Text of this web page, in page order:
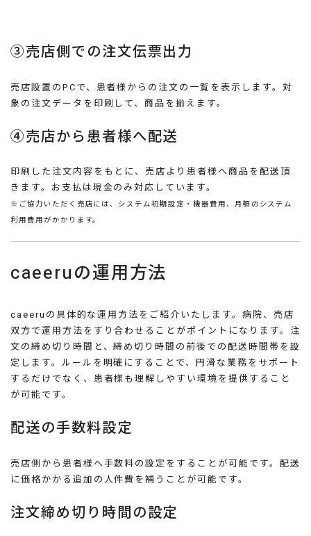
③売店側での注文伝票出力
売店設置のPCで、患者様からの注文の一覧を表示します。対
象の注文データを印刷して、商品を揃えます。
④売店から患者様へ配送
印刷した注文内容をもとに、売店より患者様へ商品を配送頂
きます。お支払は現金のみ対応しています。
※ご協力いただく売店には、システム初期設定・機器費用、月額のシステム
利用費用がかかります。
caeeruの運用方法
caeeruの具体的な運用方法をご紹介いたします。病院、売店
双方で運用方法をすり合わせることがポイントになります。注
文の締め切り時間と、締め切り時間の前後での配送時間帯を設
定します。ルールを明確にすることで、円滑な業務をサポート
するだけでなく、患者様も理解しやすい環境を提供すること
が可能です。
配送の手数料設定
売店側から患者様へ手数料の設定をすることが可能です。配送
に価格かかる追加の人件費を補うことが可能です。
注文締め切り時間の設定